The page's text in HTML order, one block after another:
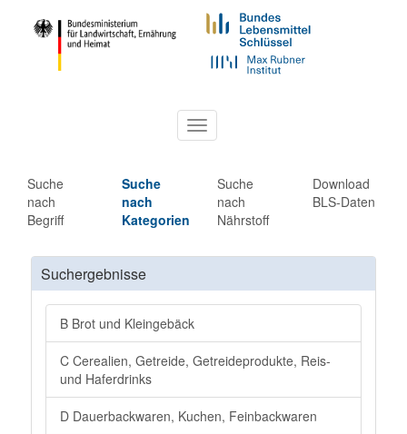
Toggle
navigation
Suche
nach
Begriff
Suche
nach
Kategorien
Suche
nach
Nährstoff
Download
BLS-Daten
Suchergebnisse
B Brot und Kleingebäck
C Cerealien, Getreide, Getreideprodukte, Reis-
und Haferdrinks
D Dauerbackwaren, Kuchen, Feinbackwaren